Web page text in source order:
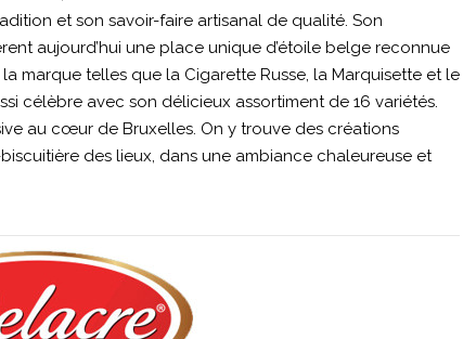
et son savoir-faire artisanal de qualité. Son
aujourd’hui une place unique d’étoile belge reconnue
marque telles que la Cigarette Russe, la Marquisette et le
célèbre avec son délicieux assortiment de 16 variétés.
au cœur de Bruxelles. On y trouve des créations
des lieux, dans une ambiance chaleureuse et